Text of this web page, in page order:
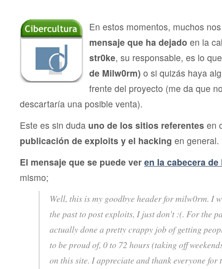
web
o
un
y
En estos momentos, muchos
mensaje que ha dejado en la
str0ke, su responsable, es lo
de Milw0rm) o si quizás haya
frente del proyecto (me da que
descartaría una posible venta).
Este es sin duda uno de los sitios referentes en
publicación de exploits y el hacking en general.
El mensaje que se puede ver en la cabecera de
mismo;
Well, this is my goodbye header for milw0rm. I
the past to post exploits, I just don’t :(. For the
actually done a pretty crappy job of getting
to be proud of, 0 to 72 hours (taking off
on this site. I appreciate and thank everyone